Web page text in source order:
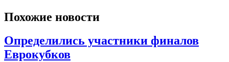
Похожие новости
Определились участники финалов
Еврокубков